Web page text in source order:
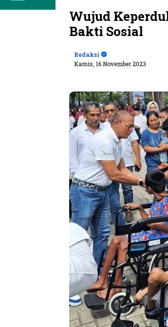
Wujud
Bakti Sosial
Redaksi
Kamis, 16 November 2023